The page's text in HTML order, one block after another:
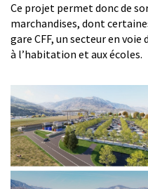
Ce projet permet donc de
marchandises, dont
gare CFF, un secteur en
à l’habitation et aux écoles.